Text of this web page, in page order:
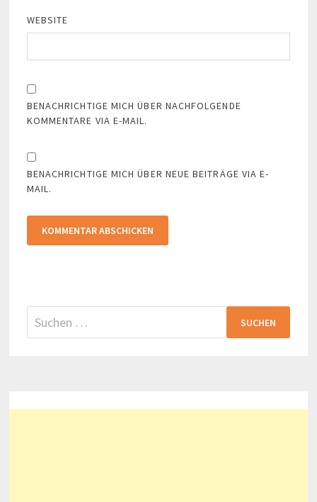
WEBSITE
BENACHRICHTIGE MICH ÜBER NACHFOLGENDE
KOMMENTARE VIA E-MAIL.
BENACHRICHTIGE MICH ÜBER NEUE BEITRÄGE VIA E-
MAIL.
Suchen
nach: